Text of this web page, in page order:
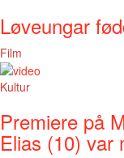
Løveungar
Film
Kultur
Premiere på
Elias (10) var